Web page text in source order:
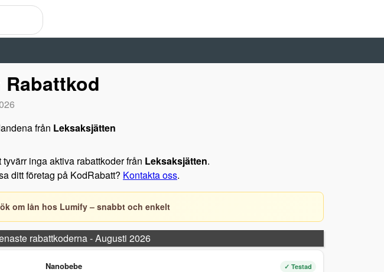
från Leksaksjätten
inga aktiva rabattkoder från Leksaksjätten.
ditt företag på KodRabatt? Kontakta oss.
om lån hos Lumify – snabbt och enkelt
rabattkoderna - Augusti 2026
Nanobebe ✓ Testad